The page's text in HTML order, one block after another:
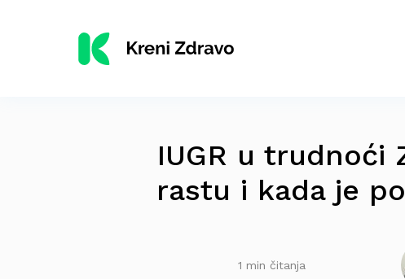
IUGR u trudnoći
rastu i kada je
1 min čitanja